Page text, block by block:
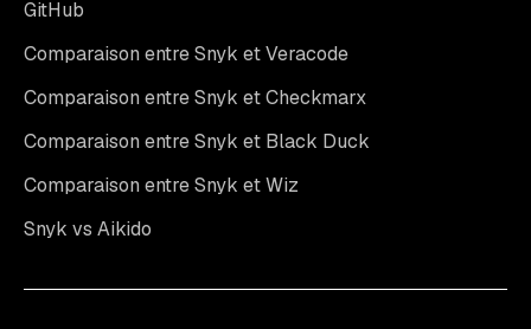
GitHub
Comparaison entre Snyk et Veracode
Comparaison entre Snyk et Checkmarx
Comparaison entre Snyk et Black Duck
Comparaison entre Snyk et Wiz
Snyk vs Aikido